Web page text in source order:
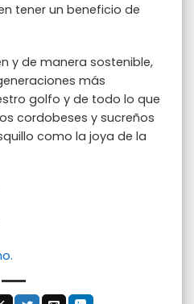
tener un beneficio de
y de manera sostenible,
más
golfo y de todo lo que
cordobeses y sucreños
como la joya de la